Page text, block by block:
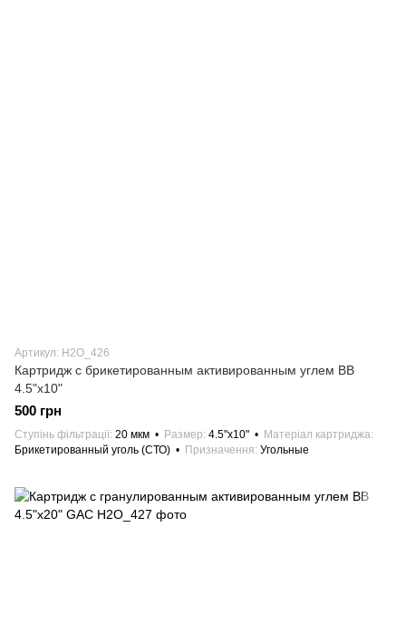
Артикул: H2O_426
Картридж с брикетированным активированным углем ВВ
4.5"х10"
500 грн
Ступінь фільтрації 20 мкм Размер 4.5"х10"
Матеріал картриджа
Брикетированный уголь (СТО)
Призначення Угольные